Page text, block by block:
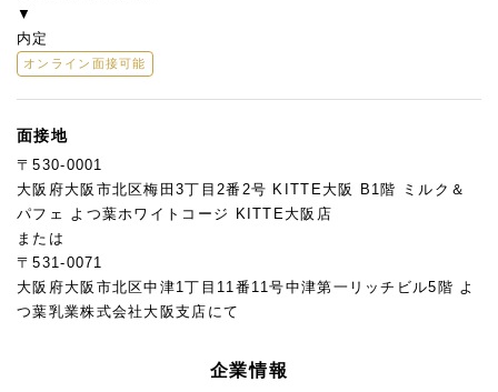
▼
内定
オンライン面接可能
面接地
〒530-0001
大阪府大阪市北区梅田3丁目2番2号 KITTE大阪 B1階 ミルク＆
パフェ よつ葉ホワイトコージ KITTE大阪店
または
〒531-0071
大阪府大阪市北区中津1丁目11番11号中津第一リッチビル5階 よ
つ葉乳業株式会社大阪支店にて
企業情報